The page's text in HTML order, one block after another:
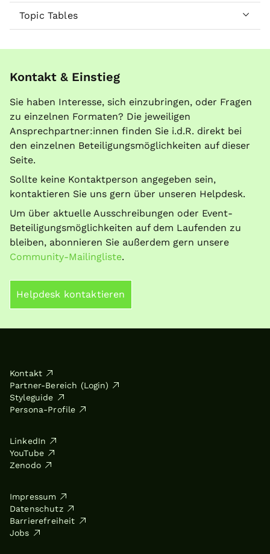
Topic Tables
Kontakt & Einstieg
Sie haben Interesse, sich einzubringen, oder Fragen
zu einzelnen Formaten? Die jeweiligen
Ansprechpartner:innen finden Sie i.d.R. direkt bei
den einzelnen Beteiligungsmöglichkeiten auf dieser
Seite.
Sollte keine Kontaktperson angegeben sein,
kontaktieren Sie uns gern über unseren Helpdesk.
Um über aktuelle Ausschreibungen oder Event-
Beteiligungsmöglichkeiten auf dem Laufenden zu
bleiben, abonnieren Sie außerdem gern unsere
Community-Mailingliste.
Helpdesk kontaktieren
Kontakt
Partner-Bereich (Login)
Styleguide
Persona-Profile
LinkedIn
YouTube
Zenodo
Impressum
Datenschutz
Barrierefreiheit
Jobs